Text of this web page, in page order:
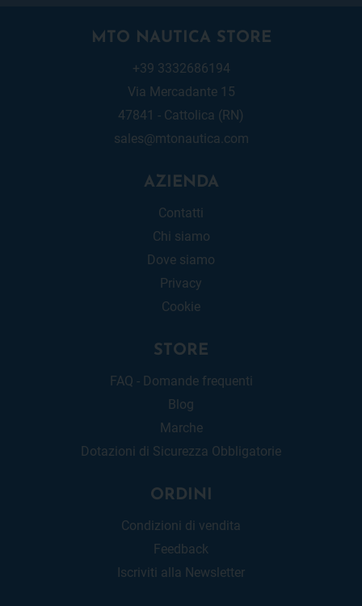
MTO NAUTICA STORE
+39 3332686194
Via Mercadante 15
47841 - Cattolica (RN)
sales@mtonautica.com
AZIENDA
Contatti
Chi siamo
Dove siamo
Privacy
Cookie
STORE
FAQ - Domande frequenti
Blog
Marche
Dotazioni di Sicurezza Obbligatorie
ORDINI
Condizioni di vendita
Feedback
Iscriviti alla Newsletter